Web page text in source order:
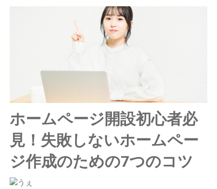
ホームページ開設初心者必
見！失敗しないホームペー
ジ作成のための7つのコツ